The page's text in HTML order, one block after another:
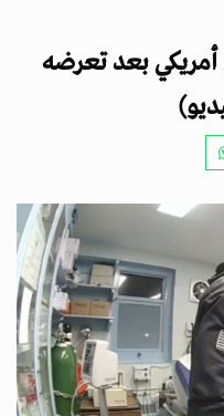
بعد تعرضه